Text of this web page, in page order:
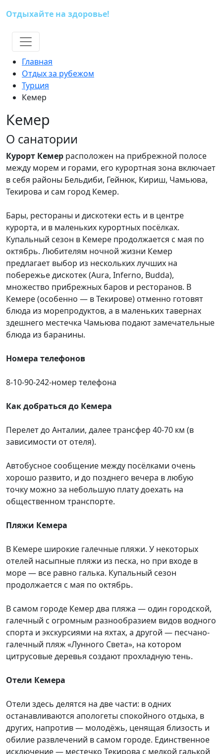
Отдыхайте на здоровье!
Главная
Отдых за рубежом
Турция
Кемер
Кемер
О санатории
Курорт Кемер расположен на прибрежной полосе
между морем и горами, его курортная зона включает
в себя районы Бельдиби, Гейнюк, Кириш, Чамьюва,
Текирова и сам город Кемер.
Бары, рестораны и дискотеки есть и в центре
курорта, и в маленьких курортных посёлках.
Купальный сезон в Кемере продолжается с мая по
октябрь. Любителям ночной жизни Кемер
предлагает выбор из нескольких лучших на
побережье дискотек (Aura, Inferno, Budda),
множество прибрежных баров и ресторанов. В
Кемере (особенно — в Текирове) отменно готовят
блюда из морепродуктов, а в маленьких тавернах
здешнего местечка Чамьюва подают замечательные
блюда из баранины.
Номера телефонов
8-10-90-242-номер телефона
Как добраться до Кемера
Перелет до Анталии, далее трансфер 40-70 км (в
зависимости от отеля).
Автобусное сообщение между посёлками очень
хорошо развито, и до позднего вечера в любую
точку можно за небольшую плату доехать на
общественном транспорте.
Пляжи Кемера
В Кемере широкие галечные пляжи. У некоторых
отелей насыпные пляжи из песка, но при входе в
море — все равно галька. Купальный сезон
продолжается с мая по октябрь.
В самом городе Кемер два пляжа — один городской,
галечный с огромным разнообразием видов водного
спорта и экскурсиями на яхтах, а другой — песчано-
галечный пляж «Лунного Света», на котором
цитрусовые деревья создают прохладную тень.
Отели Кемера
Отели здесь делятся на две части: в одних
останавливаются апологеты спокойного отдыха, в
других, напротив — молодёжь, ценящая близость и
обилие развлечений в самом городе. Единственное
исключение — местечко Текирова с мелкой галькой